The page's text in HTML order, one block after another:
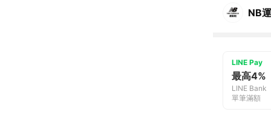
NB
LINE Pay
最高4%
LINE Bank
單筆滿額